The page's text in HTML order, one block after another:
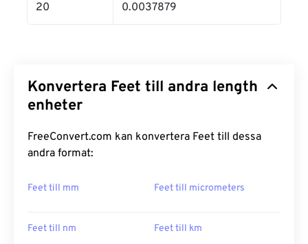
20 0.0037879
Konvertera Feet till andra length
enheter
FreeConvert.com kan konvertera Feet till dessa
andra format:
Feet till mm Feet till micrometers
Feet till nm Feet till km